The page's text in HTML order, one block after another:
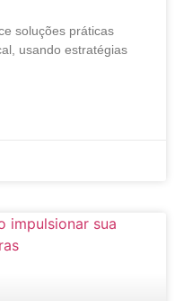
soluções práticas
usando estratégias